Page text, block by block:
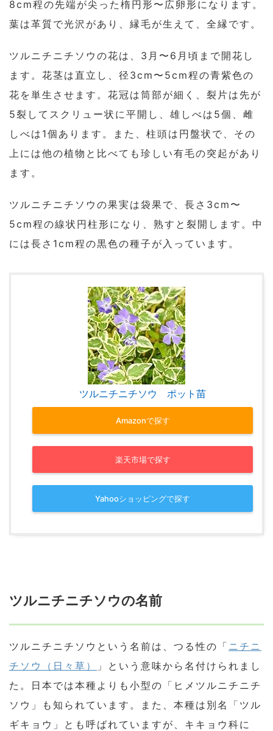
8cm程の先端が尖った楕円形〜広卵形になります。
葉は革質で光沢があり、縁毛が生えて、全縁です。
ツルニチニチソウの花は、3月〜6月頃まで開花し
ます。花茎は直立し、径3cm〜5cm程の青紫色の
花を単生させます。花冠は筒部が細く、裂片は先が
5裂してスクリュー状に平開し、雄しべは5個、雌
しべは1個あります。また、柱頭は円盤状で、その
上には他の植物と比べても珍しい有毛の突起があり
ます。
ツルニチニチソウの果実は袋果で、長さ3cm〜
5cm程の線状円柱形になり、熟すと裂開します。中
には長さ1cm程の黒色の種子が入っています。
ツルニチニチソウ ポット苗
Amazonで探す
楽天市場で探す
Yahooショッピングで探す
ツルニチニチソウの名前
ツルニチニチソウという名前は、つる性の「 ニチニ
チソウ（日々草）
」という意味から名付けられまし
た。日本では本種よりも小型の「ヒメツルニチニチ
ソウ」も知られています。また、本種は別名「ツル
ギキョウ」とも呼ばれていますが、キキョウ科に